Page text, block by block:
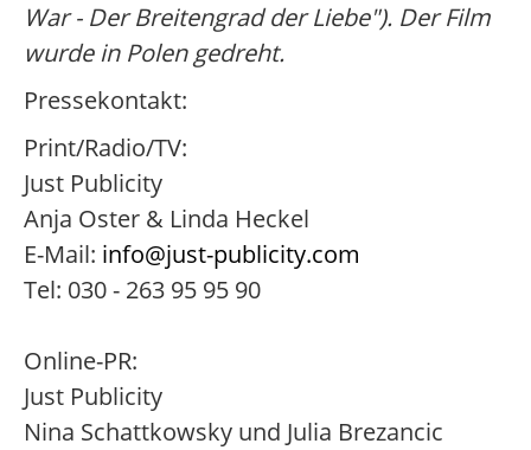
War - Der Breitengrad der Liebe"). Der Film
wurde in Polen gedreht.
Pressekontakt:
Print/Radio/TV:
Just Publicity
Anja Oster & Linda Heckel
E-Mail: info@just-publicity.com
Tel: 030 - 263 95 95 90
Online-PR:
Just Publicity
Nina Schattkowsky und Julia Brezancic